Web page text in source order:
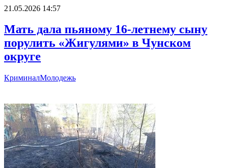
21.05.2026 14:57
Мать дала пьяному 16-летнему сыну
порулить «Жигулями» в Чунском
округе
КриминалМолодежь